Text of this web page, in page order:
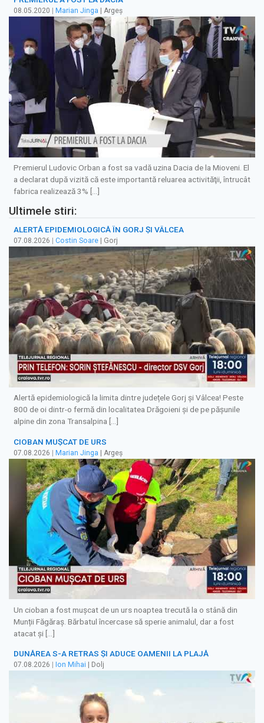
08.05.2020 Marian Jinga | Argeș
Premierul Ludovic Orban a fost sa vadă uzina Dacia de la Mioveni. El
a declarat după vizită că este importantă reluarea activităţii, întrucât
fabrica realizează 3% […]
Ultimele stiri:
ALERTĂ EPIDEMIOLOGICĂ ÎN GORJ ȘI VÂLCEA
07.08.2026 Costin Soare | Gorj
Alertă epidemiologică la limita dintre județele Gorj și Vâlcea! Peste
800 de oi dintr-o fermă din localitatea Drăgoieni și de pe pășunile
alpine din zona Transalpina […]
CIOBAN MUȘCAT DE URS
07.08.2026 | Marian Jinga | Argeș
Un cioban a fost mușcat de un urs noaptea trecută la o stână din
Munții Făgăraș. Bărbatul încercase să sperie animalul, dar a fost
atacat și […]
DUNĂREA S-A RETRAS ŞI ADUCE OAMENII LA PLAJĂ
07.08.2026 Ion Mihai | Dolj